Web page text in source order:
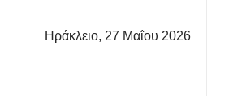
Ηράκλειο, 27 Μαΐου 2026